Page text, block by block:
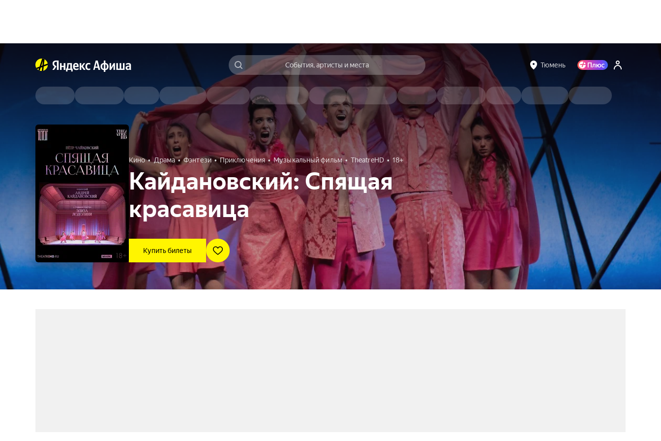
События, артисты и места Тюмень
Кино Драма Фэнтези Приключения Музыкальный фильм TheatreHD 18+
Кайдановский: Спящая
красавица
Купить билеты